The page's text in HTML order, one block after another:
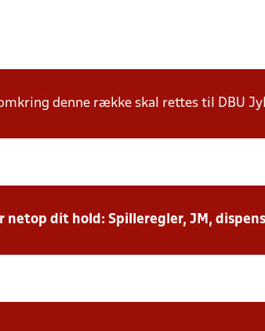
denne række skal rettes til DBU
netop dit hold: Spilleregler, JM,